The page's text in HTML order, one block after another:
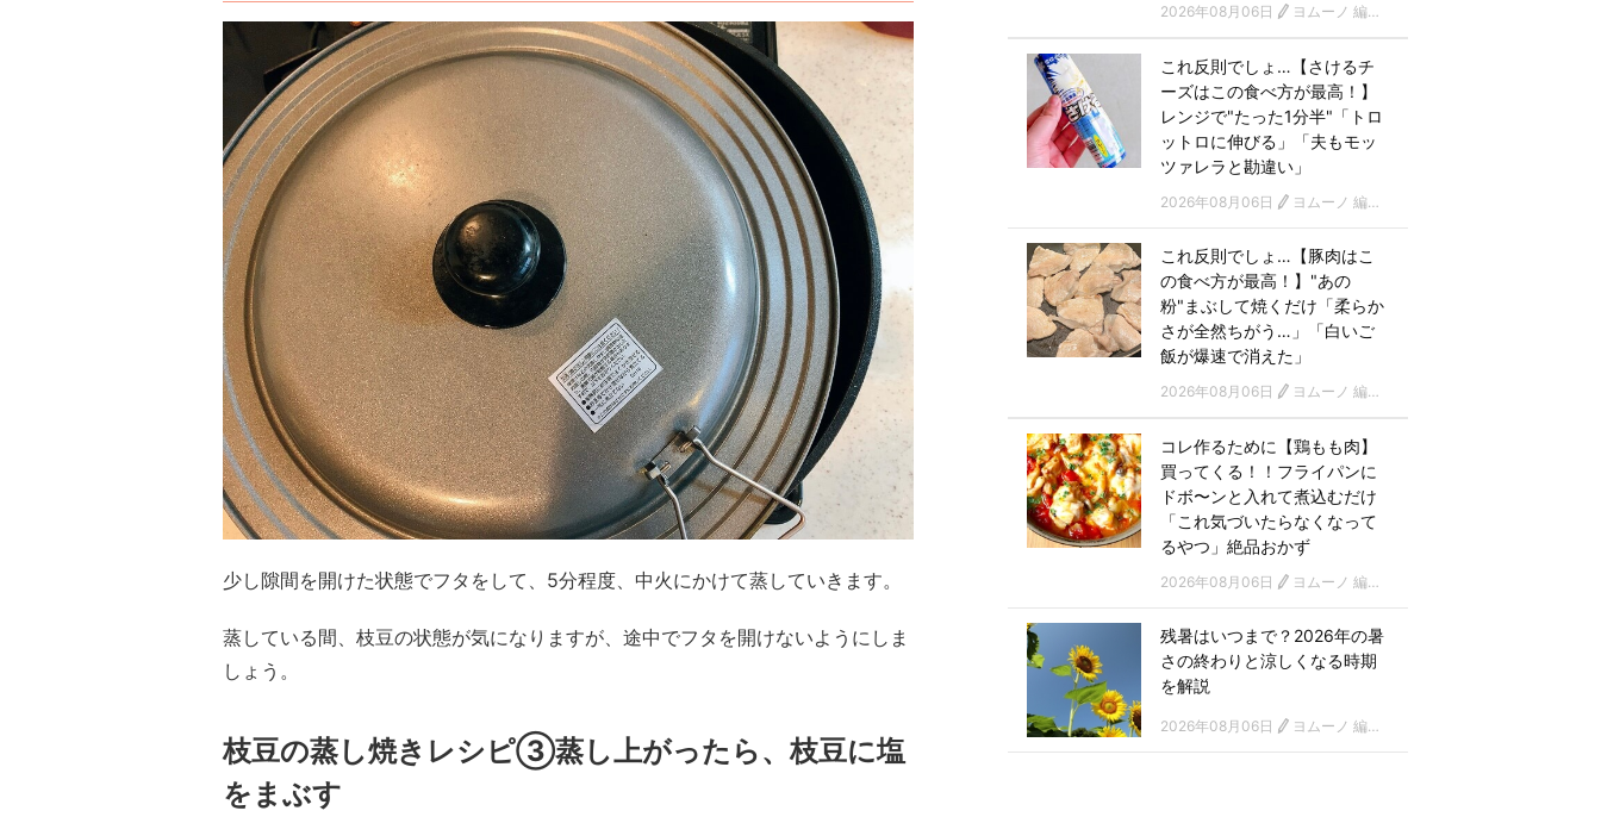
少し隙間を開けた状態でフタをして、5分程度、中火にかけて蒸していきます。
蒸している間、枝豆の状態が気になりますが、途中でフタを開けないようにしま
しょう。
枝豆の蒸し焼きレシピ③蒸し上がったら、枝豆に塩
をまぶす
2026年08月06日 ヨムーノ 編集部
これ反則でしょ…【さけるチ
ーズはこの食べ方が最高！】
レンジで"たった1分半"「トロ
ットロに伸びる」「夫もモッ
ツァレラと勘違い」
2026年08月06日 ヨムーノ 編集部
これ反則でしょ…【豚肉はこ
の食べ方が最高！】"あの
粉"まぶして焼くだけ「柔らか
さが全然ちがう…」「白いご
飯が爆速で消えた」
2026年08月06日 ヨムーノ 編集部
コレ作るために【鶏もも肉】
買ってくる！！フライパンに
ドボ〜ンと入れて煮込むだけ
「これ気づいたらなくなって
るやつ」絶品おかず
2026年08月06日 ヨムーノ 編集部
残暑はいつまで？2026年の暑
さの終わりと涼しくなる時期
を解説
2026年08月06日 ヨムーノ 編集部